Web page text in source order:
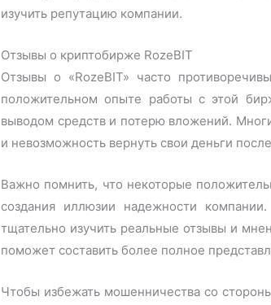
изучить репутацию компании.
Отзывы о криптобирже RozeBIT
Отзывы о «RozeBIT» часто
положительном опыте работы с этой
выводом средств и потерю вложений.
и невозможность вернуть свои деньги
Важно помнить, что некоторые
создания иллюзии надежности
тщательно изучить реальные отзывы и
поможет составить более полное
Чтобы избежать мошенничества со